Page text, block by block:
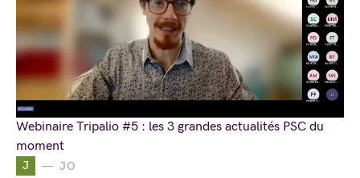
J JO
Webinaire Tripalio #5 : les 3 grandes actualités PSC du
moment